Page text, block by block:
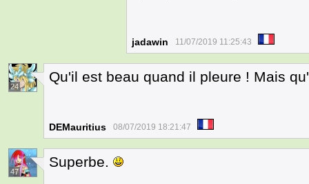
jadawin 11/07/2019 11:25:43
24
Qu'il est beau quand il pleure ! Mais
DEMauritius 08/07/2019 18:21:47
47
Superbe.